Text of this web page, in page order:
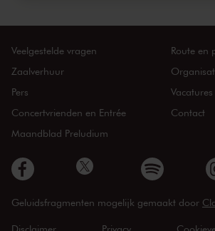
Veelgestelde vragen
Zaalverhuur
Pers
Concertvrienden en Entrée
Maandblad Preludium
Route en
Vacatures
Contact
Geluidsfragmenten mogelijk gemaakt door